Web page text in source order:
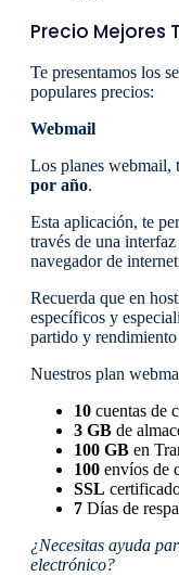
Precio Mejores
Te presentamos los
populares precios:
Webmail
Los planes webmail,
por año.
Esta aplicación, te
través de una
navegador de
Recuerda que en
específicos y
partido y
Nuestros plan
10 cuentas de
3 GB de
100 GB en
100 envíos de
SSL
7 Días de
¿Necesitas ayuda
electrónico?